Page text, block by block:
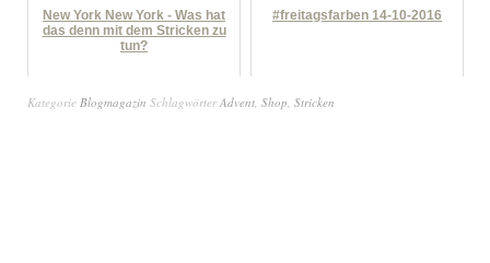
New York New York - Was hat
das denn mit dem Stricken zu
tun?
#freitagsfarben 14-10-2016
Kategorie Blogmagazin SchlagwörterAdvent Shop Stricken